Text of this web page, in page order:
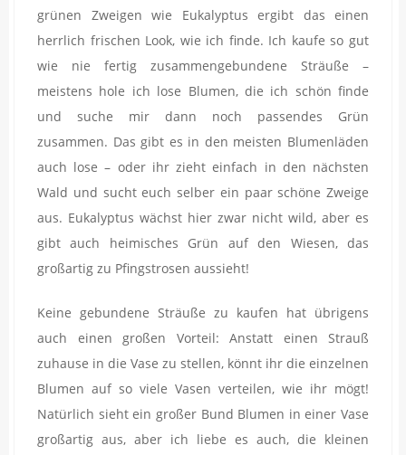
grünen Zweigen wie Eukalyptus ergibt das einen
herrlich frischen Look, wie ich finde. Ich kaufe so gut
wie nie fertig zusammengebundene Sträuße –
meistens hole ich lose Blumen, die ich schön finde
und suche mir dann noch passendes Grün
zusammen. Das gibt es in den meisten Blumenläden
auch lose – oder ihr zieht einfach in den nächsten
Wald und sucht euch selber ein paar schöne Zweige
aus. Eukalyptus wächst hier zwar nicht wild, aber es
gibt auch heimisches Grün auf den Wiesen, das
großartig zu Pfingstrosen aussieht!
Keine gebundene Sträuße zu kaufen hat übrigens
auch einen großen Vorteil: Anstatt einen Strauß
zuhause in die Vase zu stellen, könnt ihr die einzelnen
Blumen auf so viele Vasen verteilen, wie ihr mögt!
Natürlich sieht ein großer Bund Blumen in einer Vase
großartig aus, aber ich liebe es auch, die kleinen